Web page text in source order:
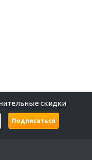
скидки